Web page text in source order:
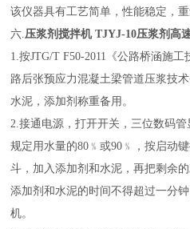
该仪器具有工艺简单，性能稳定，
六.压浆剂搅拌机TJYJ-10压浆剂高
1.按JTG/T F50-2011《公路桥涵施
路后张预应力混凝土梁管道压浆技
水泥，添加剂称重备用。
2.接通电源，打开开关，三位数码
规定用水量的80﹪或90﹪，按启动
斗，加入添加剂和水泥，再把剩余
添加剂和水泥的时间不得超过一分
机。